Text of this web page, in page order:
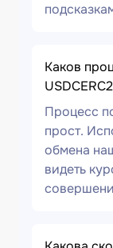
Каков
Процесс
прост.
обмена
видеть